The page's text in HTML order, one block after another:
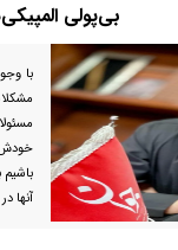
بی‌پولی
با
خودش
آنها